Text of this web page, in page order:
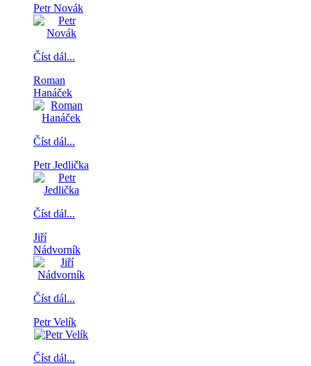
Petr Novák
Číst dál...
Roman
Hanáček
Číst dál...
Petr Jedlička
Číst dál...
Jiří
Nádvorník
Číst dál...
Petr Velík
Číst dál...